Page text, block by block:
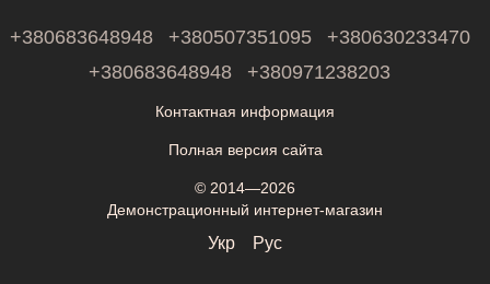
+380683648948 +380507351095
+380630233470
+380683648948
+380971238203
Контактная информация
Полная версия сайта
© 2014—2026
Демонстрационный интернет-магазин
Укр Рус